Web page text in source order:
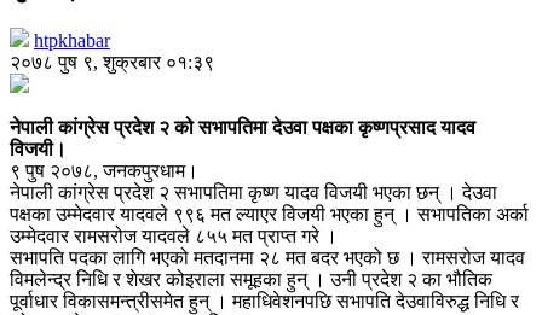
htpkhabar
२०७८ पुष ९, शुक्रबार ०१:३९
नेपाली कांग्रेस प्रदेश २ को सभापतिमा देउवा पक्षका कृष्णप्रसाद यादव
विजयी।
९ पुष २०७८, जनकपुरधाम।
नेपाली कांग्रेस प्रदेश २ सभापतिमा कृष्ण यादव विजयी भएका छन् । देउवा
पक्षका उम्मेदवार यादवले ९९६ मत ल्याएर विजयी भएका हुन् । सभापतिका अर्का
उम्मेदवार रामसरोज यादवले ८५५ मत प्राप्त गरे ।
सभापति पदका लागि भएको मतदानमा २८ मत बदर भएको छ । रामसरोज यादव
विमलेन्द्र निधि र शेखर कोइराला समूहका हुन् । उनी प्रदेश २ का भौतिक
पूर्वाधार विकासमन्त्रीसमेत हुन् । महाधिवेशनपछि सभापति देउवाविरुद्ध निधि र